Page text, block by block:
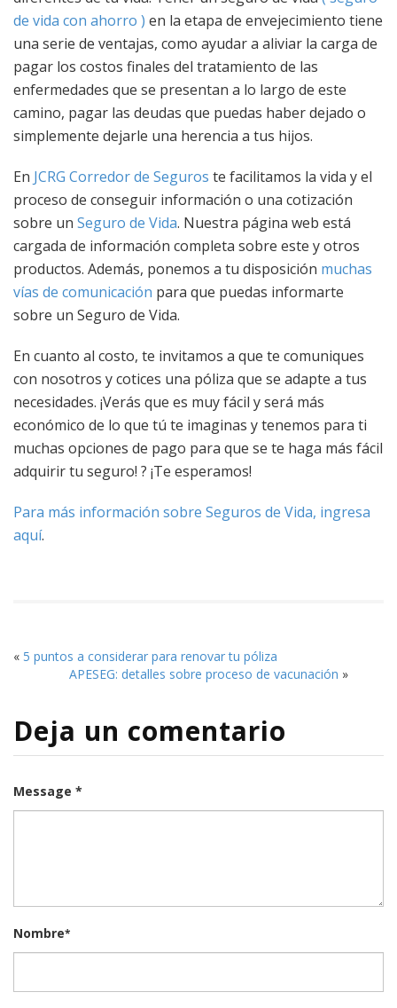
de vida con ahorro ) en la etapa de envejecimiento tiene
una serie de ventajas, como ayudar a aliviar la carga de
pagar los costos finales del tratamiento de las
enfermedades que se presentan a lo largo de este
camino, pagar las deudas que puedas haber dejado o
simplemente dejarle una herencia a tus hijos.
En JCRG Corredor de Seguros te facilitamos la vida y el
proceso de conseguir información o una cotización
sobre un Seguro de Vida. Nuestra página web está
cargada de información completa sobre este y otros
productos. Además, ponemos a tu disposición muchas
vías de comunicación para que puedas informarte
sobre un Seguro de Vida.
En cuanto al costo, te invitamos a que te comuniques
con nosotros y cotices una póliza que se adapte a tus
necesidades. ¡Verás que es muy fácil y será más
económico de lo que tú te imaginas y tenemos para ti
muchas opciones de pago para que se te haga más fácil
adquirir tu seguro! ? ¡Te esperamos!
Para más información sobre Seguros de Vida, ingresa
aquí.
« 5 puntos a considerar para renovar tu póliza
APESEG: detalles sobre proceso de vacunación »
Deja un comentario
Message *
Nombre*